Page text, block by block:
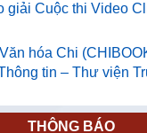
giải Cuộc thi Video
hóa Chi
tin – Thư viện
THÔNG BÁO